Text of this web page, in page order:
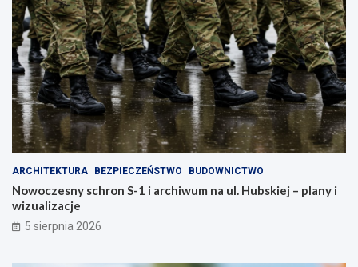
ARCHITEKTURA BEZPIECZEŃSTWO BUDOWNICTWO
Nowoczesny schron S-1 i archiwum na ul. Hubskiej – plany i
wizualizacje
5 sierpnia 2026